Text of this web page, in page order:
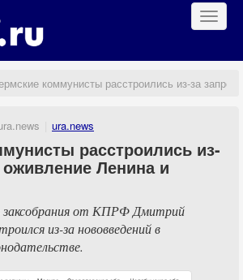
коммунисты расстроились из-за
ura.news
расстроились из-
оживление Ленина и
заксобрания от КПРФ Дмитрий
из-за нововведений в